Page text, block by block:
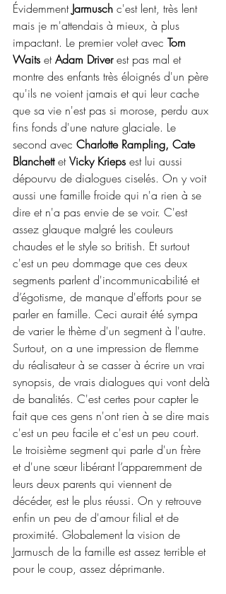
Évidemment Jarmusch c'est lent, très lent
mais je m'attendais à mieux, à plus
impactant. Le premier volet avec Tom
Waits et Adam Driver est pas mal et
montre des enfants très éloignés d'un père
qu'ils ne voient jamais et qui leur cache
que sa vie n'est pas si morose, perdu aux
fins fonds d'une nature glaciale. Le
second avec Charlotte Rampling, Cate
Blanchett et Vicky Krieps est lui aussi
dépourvu de dialogues ciselés. On y voit
aussi une famille froide qui n'a rien à se
dire et n'a pas envie de se voir. C'est
assez glauque malgré les couleurs
chaudes et le style so british. Et surtout
c'est un peu dommage que ces deux
segments parlent d'incommunicabilité et
d’égotisme, de manque d'efforts pour se
parler en famille. Ceci aurait été sympa
de varier le thème d'un segment à l'autre.
Surtout, on a une impression de flemme
du réalisateur à se casser à écrire un vrai
synopsis, de vrais dialogues qui vont delà
de banalités. C'est certes pour capter le
fait que ces gens n'ont rien à se dire mais
c'est un peu facile et c'est un peu court.
Le troisième segment qui parle d'un frère
et d'une sœur libérant l’apparemment de
leurs deux parents qui viennent de
décéder, est le plus réussi. On y retrouve
enfin un peu de d'amour filial et de
proximité. Globalement la vision de
Jarmusch de la famille est assez terrible et
pour le coup, assez déprimante.